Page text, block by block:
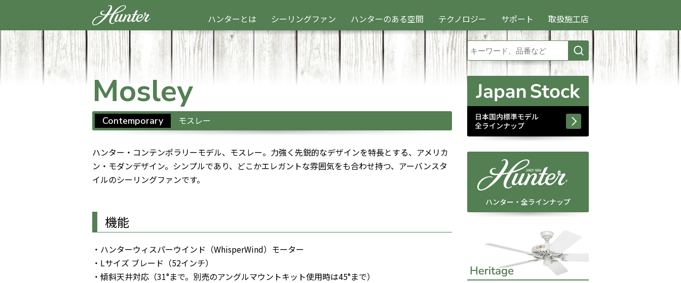
ハンターとは シーリングファン ハンターのある空間 テクノロジー サポート 取扱施工店
Mosley
Contemporary モスレー
ハンター・コンテンポラリーモデル、モスレー。力強く先鋭的なデザインを特長とする、アメリカ
ン・モダンデザイン。シンプルであり、どこかエレガントな雰囲気をも合わせ持つ、アーバンスタ
イルのシーリングファンです。
機能
・ハンターウィスパーウインド（WhisperWind）モーター
・Lサイズ ブレード（52インチ）
・傾斜天井対応（31°まで。別売のアングルマウントキット使用時は45°まで）
ハンター・全ラインナップ